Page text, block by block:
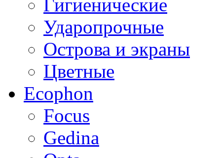
Гигиенические
Ударопрочные
Острова и экраны
Цветные
Ecophon
Focus
Gedina